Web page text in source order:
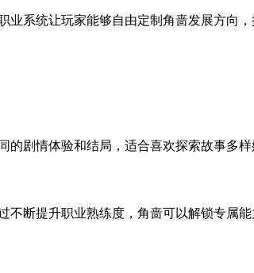
系统让玩家能够自由定制角啬发展方向
剧情体验和结局，适合喜欢探索故事多样
断提升职业熟练度，角啬可以解锁专属